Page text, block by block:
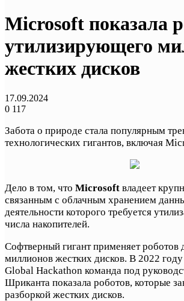
Microsoft показала
утилизирующего
жестких дисков
17.09.2024
0 117
Забота о природе стала популярным
технологических гигантов, включая
Дело в том, что Microsoft владеет
связанным с облачным хранением
деятельности которого требуется
числа накопителей.
Софтверный гигант применяет роботов
миллионов жестких дисков. В 2022
Global Hackathon команда под
Шриканта показала роботов, которые
разборкой жестких дисков.